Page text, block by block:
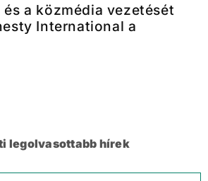
a közmédia vezetését
International a
legolvasottabb hírek